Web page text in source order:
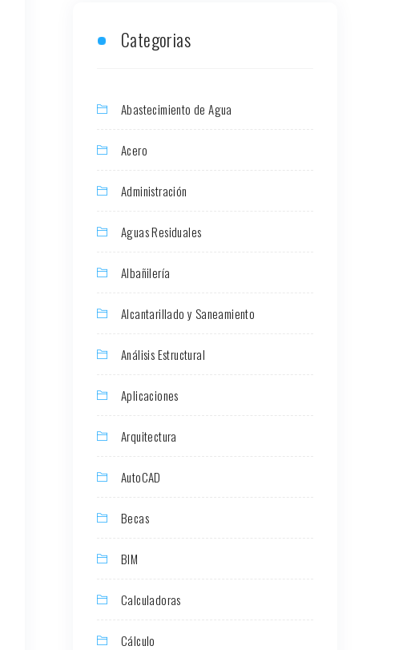
Categorias
Abastecimiento de Agua
Acero
Administración
Aguas Residuales
Albañilería
Alcantarillado y Saneamiento
Análisis Estructural
Aplicaciones
Arquitectura
AutoCAD
Becas
BIM
Calculadoras
Cálculo